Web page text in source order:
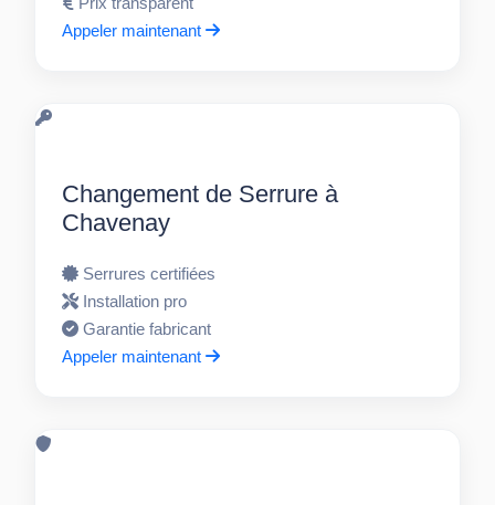
Appeler maintenant
Changement de Serrure à
Chavenay
Serrures certifiées
Installation pro
Garantie fabricant
Appeler maintenant